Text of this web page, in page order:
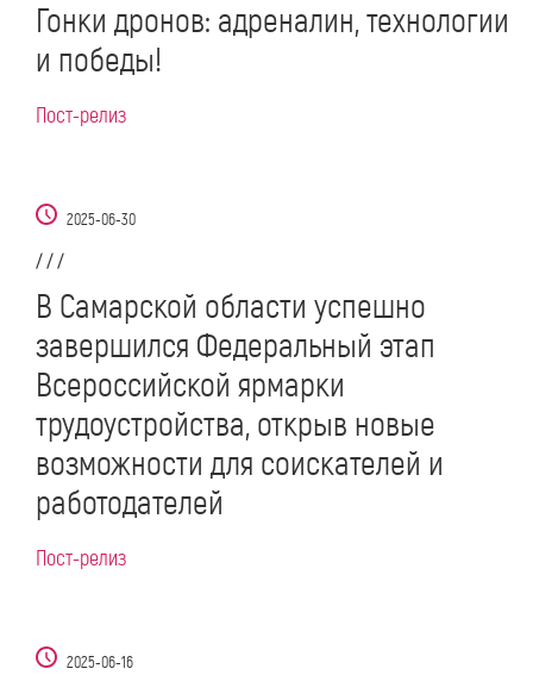
Гонки дронов: адреналин, технологии
и победы!
Пост-релиз
2025-06-30
/ / /
В Самарской области успешно
завершился Федеральный этап
Всероссийской ярмарки
трудоустройства, открыв новые
возможности для соискателей и
работодателей
Пост-релиз
2025-06-16